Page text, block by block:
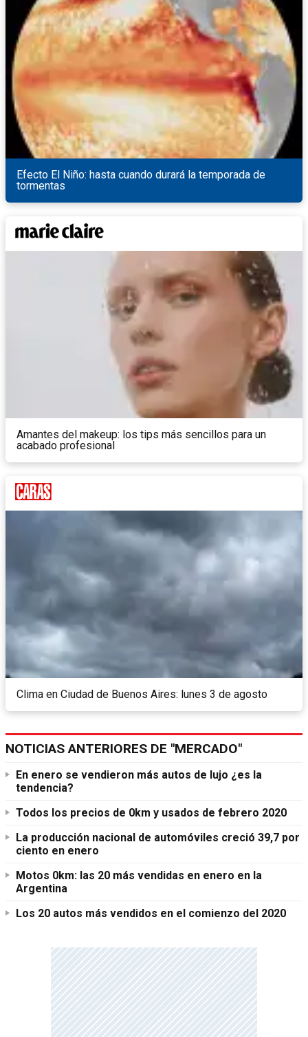
Efecto El Niño: hasta cuando durará la temporada de
tormentas
Amantes del makeup: los tips más sencillos para un
acabado profesional
Clima en Ciudad de Buenos Aires: lunes 3 de agosto
NOTICIAS ANTERIORES DE "MERCADO"
En enero se vendieron más autos de lujo ¿es la
tendencia?
Todos los precios de 0km y usados de febrero 2020
La producción nacional de automóviles creció 39,7 por
ciento en enero
Motos 0km: las 20 más vendidas en enero en la
Argentina
Los 20 autos más vendidos en el comienzo del 2020